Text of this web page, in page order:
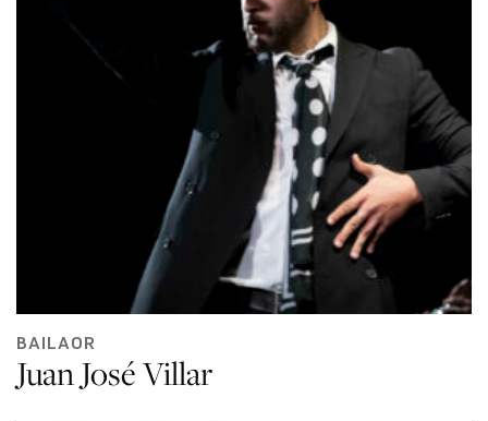
BAILAOR
Juan José Villar